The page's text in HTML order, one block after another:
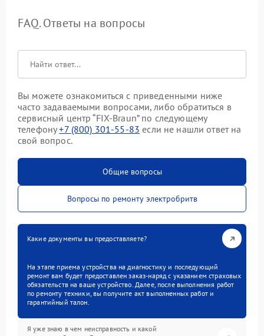
FAQ. Ответы на вопросы
Вы можете ознакомиться с приведенными ниже
часто задаваемыми вопросами, либо обратиться в
сервисный центр “FIX-Braun” по следующему
телефону+7 (800) 301-55-83 если не нашли ответ на
свой вопрос.
Общие вопросы
Вопросы по ремонту электробритв
Какие документы вы предоставляете?
На этапе приема устройства на диагностику и последующий
ремонт вам будет предоставлен заказ-наряд с указанием страховых
обязательств на ваше устройство. Далее, после выполнения работ
по ремонту техники, вы получите акт выполненных работ и
гарантийный талон.
Я уже знаю в чем неисправность и какой